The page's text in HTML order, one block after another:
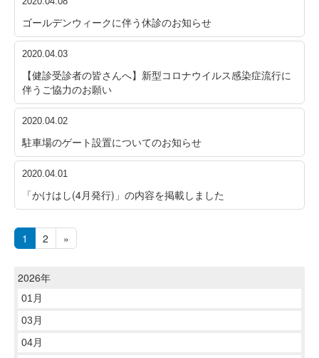
ゴールデンウィークに伴う休診のお知らせ
2020.04.03
【健診受診者の皆さんへ】新型コロナウイルス感染症流行に
伴うご協力のお願い
2020.04.02
駐車場のゲート設置についてのお知らせ
2020.04.01
「かけはし(4月発行)」の内容を掲載しました
1 2 »
2026年
01月
03月
04月